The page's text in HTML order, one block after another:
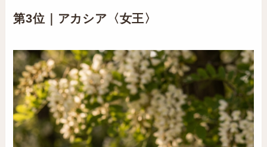
第3位｜アカシア〈女王〉